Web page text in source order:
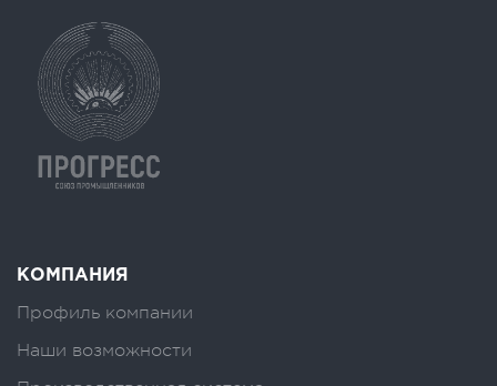
КОМПАНИЯ
Профиль компании
Наши возможности